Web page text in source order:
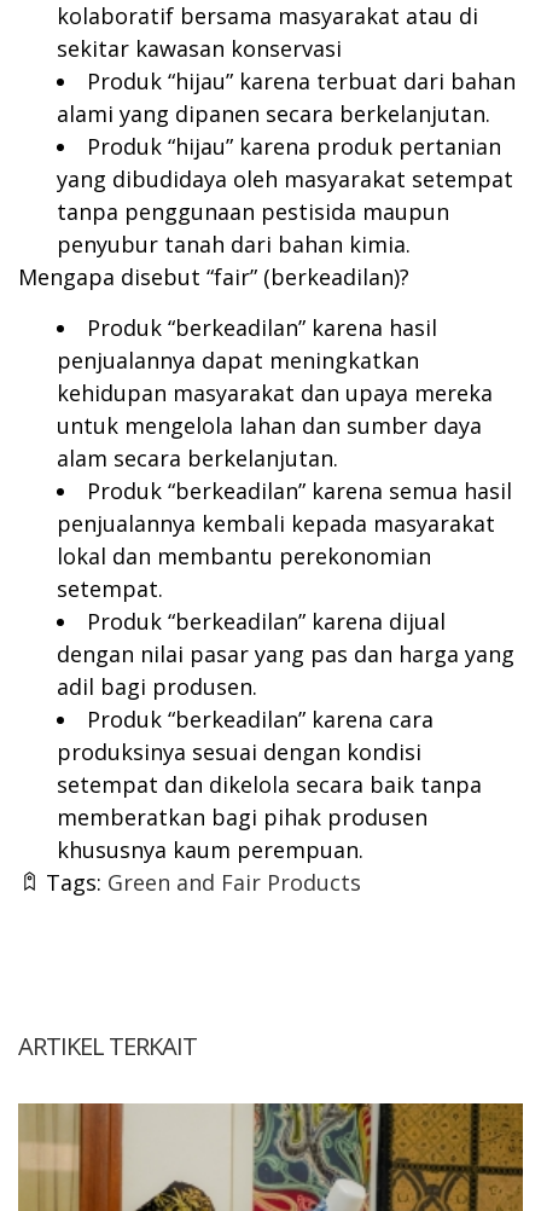
kolaboratif bersama masyarakat atau di
sekitar kawasan konservasi
Produk “hijau” karena terbuat dari bahan
alami yang dipanen secara berkelanjutan.
Produk “hijau” karena produk pertanian
yang dibudidaya oleh masyarakat setempat
tanpa penggunaan pestisida maupun
penyubur tanah dari bahan kimia.
Mengapa disebut “fair” (berkeadilan)?
Produk “berkeadilan” karena hasil
penjualannya dapat meningkatkan
kehidupan masyarakat dan upaya mereka
untuk mengelola lahan dan sumber daya
alam secara berkelanjutan.
Produk “berkeadilan” karena semua hasil
penjualannya kembali kepada masyarakat
lokal dan membantu perekonomian
setempat.
Produk “berkeadilan” karena dijual
dengan nilai pasar yang pas dan harga yang
adil bagi produsen.
Produk “berkeadilan” karena cara
produksinya sesuai dengan kondisi
setempat dan dikelola secara baik tanpa
memberatkan bagi pihak produsen
khususnya kaum perempuan.
Tags: Green and Fair Products
ARTIKEL TERKAIT